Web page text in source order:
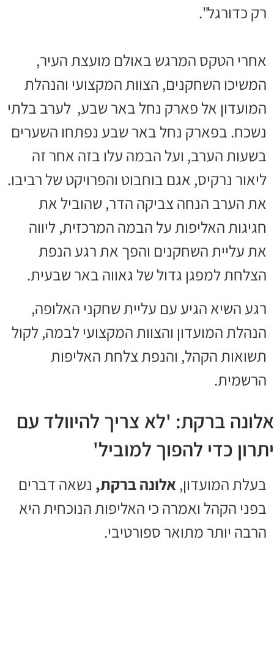
רק כדורגל".
אחרי הטקס המרגש באולם מועצת העיר,
המשיכו השחקנים, הצוות המקצועי והנהלת
המועדון אל פארק נחל באר שבע, לערב בלתי
נשכח. בפארק נחל באר שבע נפתחו השערים
בשעות הערב, ועל הבמה עלו בזה אחר זה
ליאור נרקיס, אגם בוחבוט והפרויקט של רביבו.
את הערב הנחה צביקה הדר, שהוביל את
חגיגות האליפות על הבמה המרכזית, ליווה
את עליית השחקנים והפך את רגע הנפת
הצלחת למפגן גדול של גאווה באר שבעית.
רגע השיא הגיע עם עליית שחקני האלופה,
הנהלת המועדון והצוות המקצועי לבמה, לקול
תשואות הקהל, והנפת צלחת האליפות
הרשמית.
אלונה ברקת: 'לא צריך להיוולד עם
יתרון כדי להפוך למוביל'
בעלת המועדון, אלונה ברקת, נשאה דברים
בפני הקהל ואמרה כי האליפות הנוכחית היא
הרבה יותר מתואר ספורטיבי.